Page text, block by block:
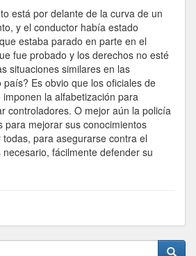
está por delante de la curva de un
y el conductor había estado
estaba parado en parte en el
fue probado y los derechos no esté
situaciones similares en las
Es obvio que los oficiales de
la alfabetización para
controladores. O mejor aún la policía
para mejorar sus conocimientos
para asegurarse contra el
fácilmente defender su